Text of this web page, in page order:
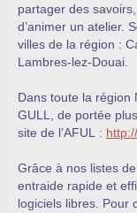
partager des
d’animer un atelier.
villes de la région :
Lambres-lez-Douai.
Dans toute la région
GULL, de portée
site de l’AFUL :
Grâce à nos listes
entraide rapide et
logiciels libres. Pour